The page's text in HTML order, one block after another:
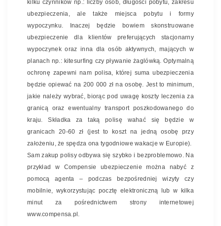
kilku czynników np.: liczby osób, długości pobytu, zakresu
ubezpieczenia, ale także miejsca pobytu i formy
wypoczynku. Inaczej będzie bowiem skonstruowane
ubezpieczenie dla klientów preferujących stacjonarny
wypoczynek oraz inna dla osób aktywnych, mających w
planach np.: kitesurfing czy pływanie żaglówką. Optymalną
ochronę zapewni nam polisa, której suma ubezpieczenia
będzie opiewać na 200 000 zł na osobę. Jest to minimum,
jakie należy wybrać, biorąc pod uwagę koszty leczenia za
granicą oraz ewentualny transport poszkodowanego do
kraju. Składka za taką polisę wahać się będzie w
granicach 20-60 zł (jest to koszt na jedną osobę przy
założeniu, że spędza ona tygodniowe wakacje w Europie).
Sam zakup polisy odbywa się szybko i bezproblemowo. Na
przykład w Compensie ubezpieczenie można nabyć z
pomocą agenta – podczas bezpośredniej wizyty czy
mobilnie, wykorzystując pocztę elektroniczną lub w kilka
minut za pośrednictwem strony internetowej
www.compensa.pl.